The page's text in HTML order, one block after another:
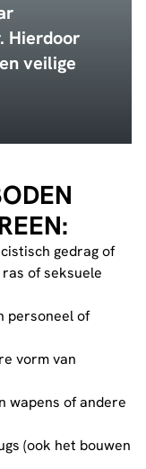
Hierdoor
veilige
gedrag of
of seksuele
personeel of
vorm van
wapens of andere
(ook het bouwen